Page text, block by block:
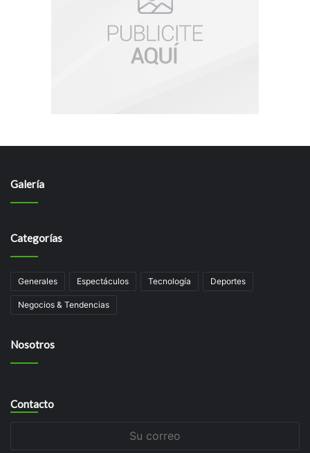
Galería
Categorías
Generales Espectáculos Tecnologí­a Deportes
Negocios & Tendencias
Nosotros
Contacto